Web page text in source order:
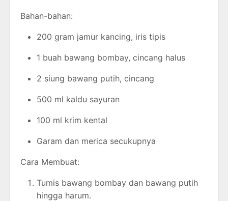
Bahan-bahan:
200 gram jamur kancing, iris tipis
1 buah bawang bombay, cincang halus
2 siung bawang putih, cincang
500 ml kaldu sayuran
100 ml krim kental
Garam dan merica secukupnya
Cara Membuat:
Tumis bawang bombay dan bawang putih
hingga harum.